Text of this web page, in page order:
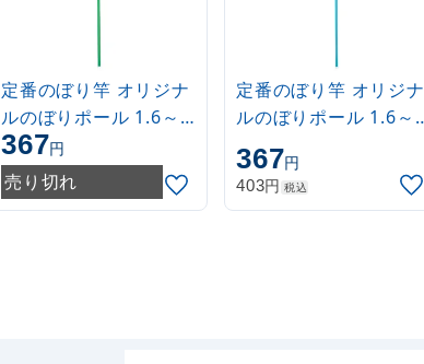
定番のぼり竿 オリジナ
ルのぼりポール 1.6～
3m 伸縮式 緑
(30537GRN)
367円
売り切れ
定番のぼり竿 オリジナ
ルのぼりポール 1.6～
3m 伸縮式 水色
(30537SBL)
367円
403円 税込